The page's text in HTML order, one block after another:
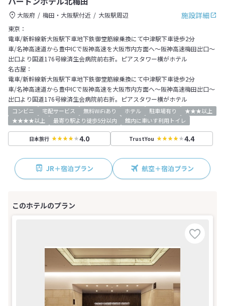
施設詳細
大阪府 梅田・大阪駅付近
大阪駅周辺
東京：
電車/新幹線新大阪駅下車地下鉄御堂筋線乗換にて中津駅下車徒歩2分
車/名神高速道から豊中ICで阪神高速を大阪市内方面へ～阪神高速梅田出口～
出口より国道176号線済生会病院前右折。ピアスタワー横がホテル
名古屋：
電車/新幹線新大阪駅下車地下鉄御堂筋線乗換にて中津駅下車徒歩2分
車/名神高速道から豊中ICで阪神高速を大阪市内方面へ～阪神高速梅田出口～
出口より国道176号線済生会病院前右折。ピアスタワー横がホテル
コンビニ 宅配サービス 無料WiFiあり ホテル 駐車場有り
★★★以上
★★★★以上
最寄り駅より徒歩5分以内 館内に車いす利用トイレ
日本旅行 4.0 TrustYou 4.4
JR＋宿泊プラン 航空＋宿泊プラン